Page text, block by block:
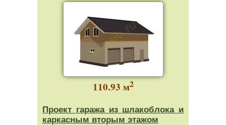
110.93 м2
Проект гаража из шлакоблока и
каркасным вторым этажом